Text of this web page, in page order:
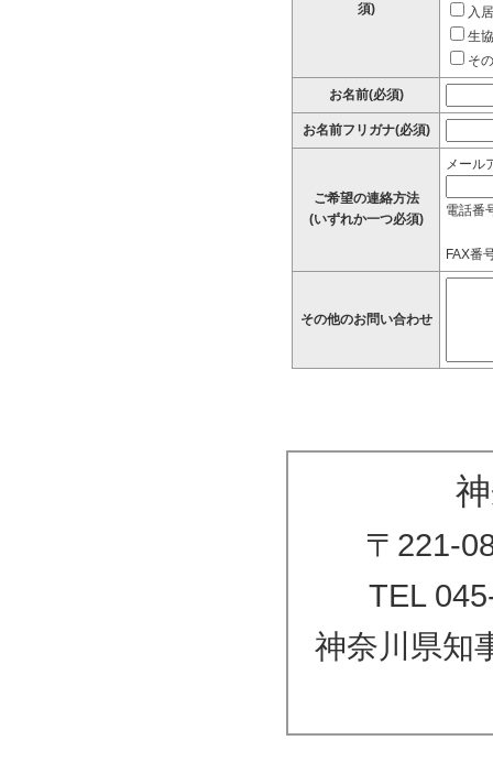
須)
入
生
そ
お名前(必須)
お名前フリガナ(必須)
ご希望の連絡方法
(いずれか一つ必須)
メール
電話番
FAX番
その他のお問い合わせ
〒221-
TEL
神奈川県知